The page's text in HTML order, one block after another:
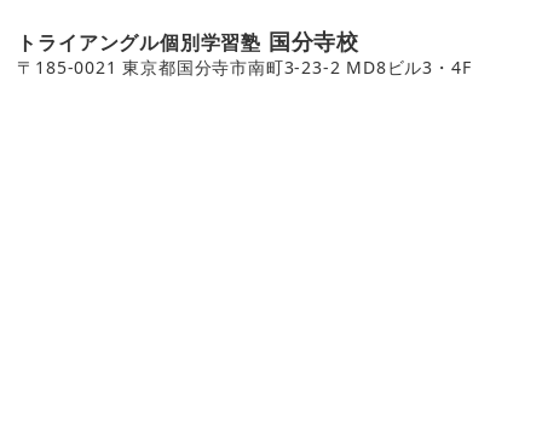
トライアングル個別学習塾 国分寺校
〒185-0021 東京都国分寺市南町3-23-2 MD8ビル3・4F